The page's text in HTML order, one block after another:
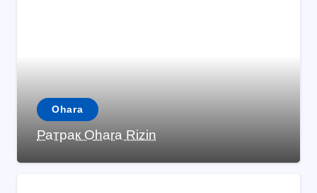
Ohara
Ратрак Ohara Rizin